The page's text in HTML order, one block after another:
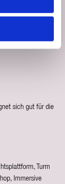
sich gut für die
Turm
Immersive